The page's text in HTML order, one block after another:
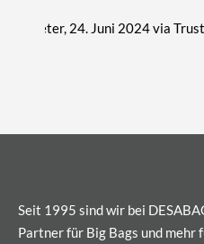
Peter, 24. Juni 2024 via
Seit 1995 sind wir bei
Partner für Big Bags und mehr